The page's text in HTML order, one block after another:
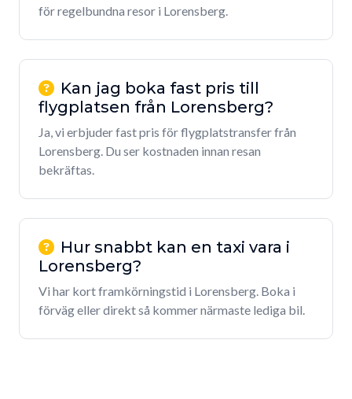
för regelbundna resor i Lorensberg.
Kan jag boka fast pris till
flygplatsen från Lorensberg?
Ja, vi erbjuder fast pris för flygplatstransfer från
Lorensberg. Du ser kostnaden innan resan
bekräftas.
Hur snabbt kan en taxi vara i
Lorensberg?
Vi har kort framkörningstid i Lorensberg. Boka i
förväg eller direkt så kommer närmaste lediga bil.